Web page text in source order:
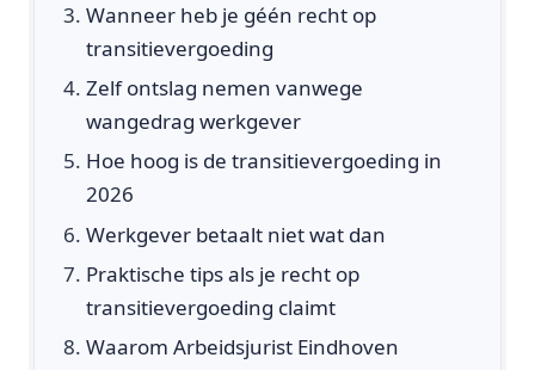
Wanneer heb je géén recht op
transitievergoeding
Zelf ontslag nemen vanwege
wangedrag werkgever
Hoe hoog is de transitievergoeding in
2026
Werkgever betaalt niet wat dan
Praktische tips als je recht op
transitievergoeding claimt
Waarom Arbeidsjurist Eindhoven